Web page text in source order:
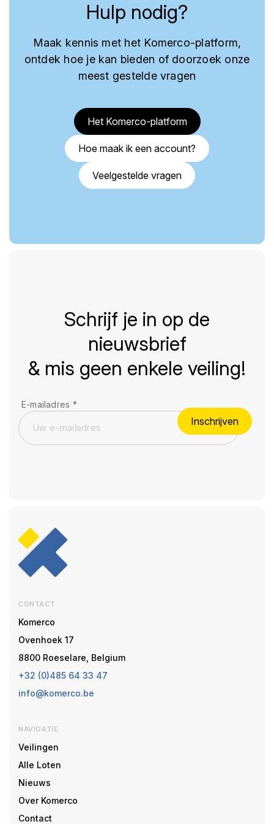
Hulp nodig?
Maak kennis met het Komerco-platform,
ontdek hoe je kan bieden of doorzoek onze
meest gestelde vragen
Het Komerco-platform
Hoe maak ik een account?
Veelgestelde vragen
Schrijf je in op de
nieuwsbrief
& mis geen enkele veiling!
E-mailadres *
Inschrijven
CONTACT
Komerco
Ovenhoek 17
8800 Roeselare, Belgium
+32 (0)485 64 33 47
info@komerco.be
NAVIGATIE
Veilingen
Alle Loten
Nieuws
Over Komerco
Contact